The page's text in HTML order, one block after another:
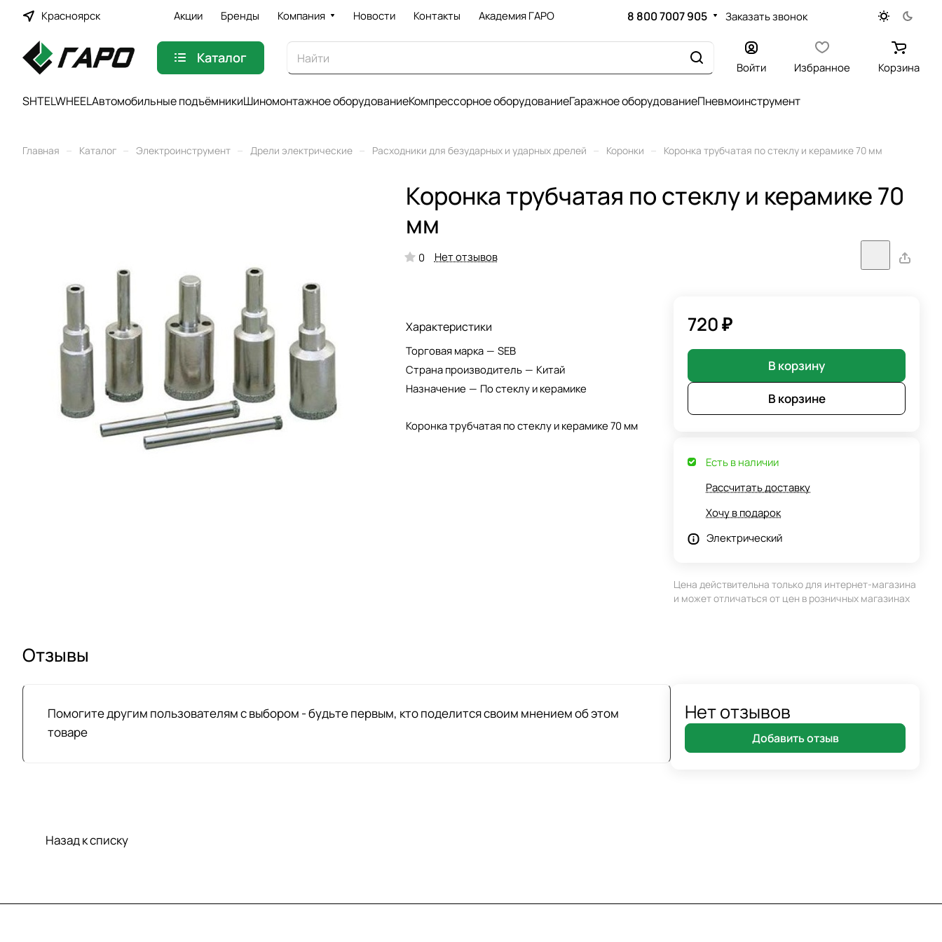
Красноярск Акции Бренды Компания Новости Контакты Академия ГАРО 8 800 7007 905 Заказать звонок
Каталог
Войти Избранное Корзина
SHTELWHEELАвтомобильные подъёмникиШиномонтажное оборудованиеКомпрессорное оборудованиеГаражное оборудованиеПневмоинструмент
Главная – Каталог – Электроинструмент – Дрели электрические – Расходники для безударных и ударных дрелей – Коронки – Коронка трубчатая по стеклу и керамике 70 мм
Коронка трубчатая по стеклу и керамике 70
мм
0 Нет отзывов
Характеристики
Торговая марка — SEB
Страна производитель — Китай
Назначение — По стеклу и керамике
Коронка трубчатая по стеклу и керамике 70 мм
720 ₽
В корзину
В корзине
Есть в наличии
Рассчитать доставку
Хочу в подарок
Электрический
Цена действительна только для интернет-магазина
и может отличаться от цен в розничных магазинах
Отзывы
Помогите другим пользователям с выбором - будьте первым, кто поделится своим мнением об этом
товаре
Нет отзывов
Добавить отзыв
Назад к списку